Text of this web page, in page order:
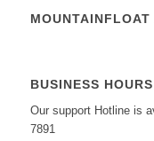
BUSINESS HOURS
Our support Hotline is
7891